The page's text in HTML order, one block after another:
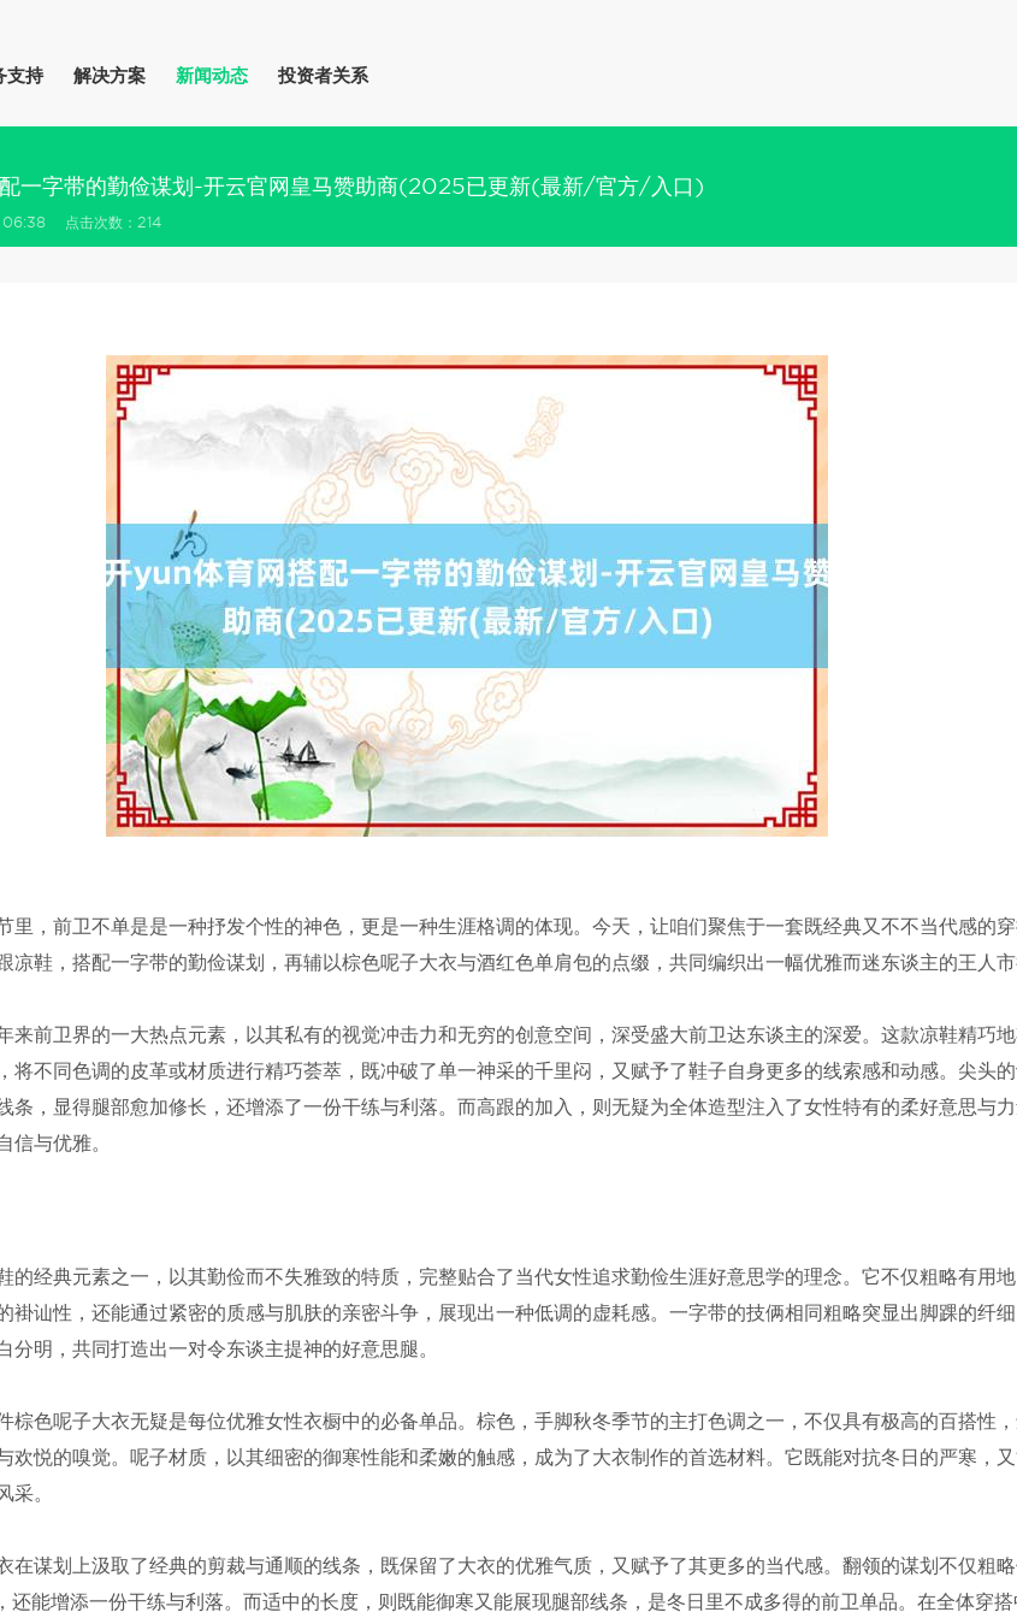
支持 解决方案 新闻动态 投资者关系
一字带的勤俭谋划-开云官网皇马赞助商(2025已更新(最新/官方/入口)
06:38 点击次数：214
里，前卫不单是是一种抒发个性的神色，更是一种生涯格调的体现。今天，让咱们聚焦于一套既经典又不不当代感的
凉鞋，搭配一字带的勤俭谋划，再辅以棕色呢子大衣与酒红色单肩包的点缀，共同编织出一幅优雅而迷东谈主的王人
来前卫界的一大热点元素，以其私有的视觉冲击力和无穷的创意空间，深受盛大前卫达东谈主的深爱。这款凉鞋精巧
将不同色调的皮革或材质进行精巧荟萃，既冲破了单一神采的千里闷，又赋予了鞋子自身更多的线索感和动感。尖头
条，显得腿部愈加修长，还增添了一份干练与利落。而高跟的加入，则无疑为全体造型注入了女性特有的柔好意思与
信与优雅。
的经典元素之一，以其勤俭而不失雅致的特质，完整贴合了当代女性追求勤俭生涯好意思学的理念。它不仅粗略有用
褂讪性，还能通过紧密的质感与肌肤的亲密斗争，展现出一种低调的虚耗感。一字带的技俩相同粗略突显出脚踝的纤
分明，共同打造出一对令东谈主提神的好意思腿。
棕色呢子大衣无疑是每位优雅女性衣橱中的必备单品。棕色，手脚秋冬季节的主打色调之一，不仅具有极高的百搭性
欢悦的嗅觉。呢子材质，以其细密的御寒性能和柔嫩的触感，成为了大衣制作的首选材料。它既能对抗冬日的严寒，
采。
在谋划上汲取了经典的剪裁与通顺的线条，既保留了大衣的优雅气质，又赋予了其更多的当代感。翻领的谋划不仅粗
还能增添一份干练与利落。而适中的长度，则既能御寒又能展现腿部线条，是冬日里不成多得的前卫单品。在全体穿